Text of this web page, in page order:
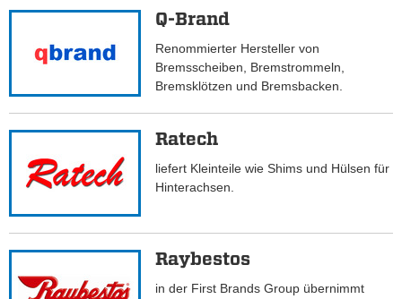
Q-Brand
Renommierter Hersteller von
Bremsscheiben, Bremstrommeln,
Bremsklötzen und Bremsbacken.
Ratech
liefert Kleinteile wie Shims und Hülsen für
Hinterachsen.
Raybestos
in der First Brands Group übernimmt